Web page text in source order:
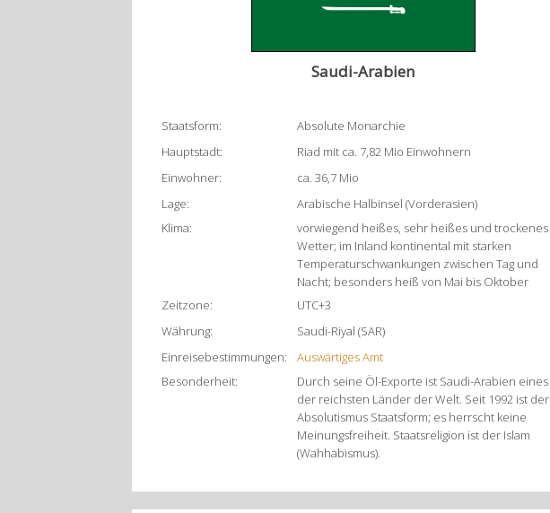
Saudi-Arabien
Staatsform:
Absolute Monarchie
Hauptstadt:
Riad mit ca. 7,82 Mio Einwohnern
Einwohner:
ca. 36,7 Mio
Lage:
Arabische Halbinsel (Vorderasien)
Klima:
vorwiegend heißes, sehr heißes und trockenes
Wetter; im Inland kontinental mit starken
Temperaturschwankungen zwischen Tag und
Nacht; besonders heiß von Mai bis Oktober
Zeitzone:
UTC+3
Währung:
Saudi-Riyal (SAR)
Einreisebestimmungen:
Auswärtiges Amt
Besonderheit:
Durch seine Öl-Exporte ist Saudi-Arabien eines
der reichsten Länder der Welt. Seit 1992 ist der
Absolutismus Staatsform; es herrscht keine
Meinungsfreiheit. Staatsreligion ist der Islam
(Wahhabismus).